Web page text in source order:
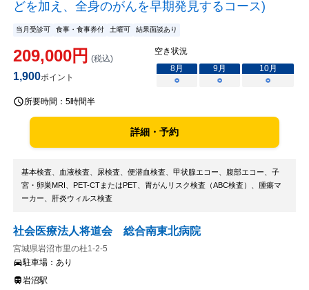
どを加え、全身のがんを早期発見するコース)
当月受診可 食事・食事券付 土曜可 結果面談あり
209,000円 (税込)
1,900ポイント
空き状況
8月 9月 10月
○
○ ○
所要時間： 5時間半
詳細・予約
基本検査、血液検査、尿検査、便潜血検査、甲状腺エコー、腹部エコー、子
宮・卵巣MRI、PET-CTまたはPET、胃がんリスク検査（ABC検査）、腫瘍マ
ーカー、肝炎ウィルス検査
社会医療法人将道会 総合南東北病院
宮城県岩沼市里の杜1-2-5
駐車場： あり
岩沼駅